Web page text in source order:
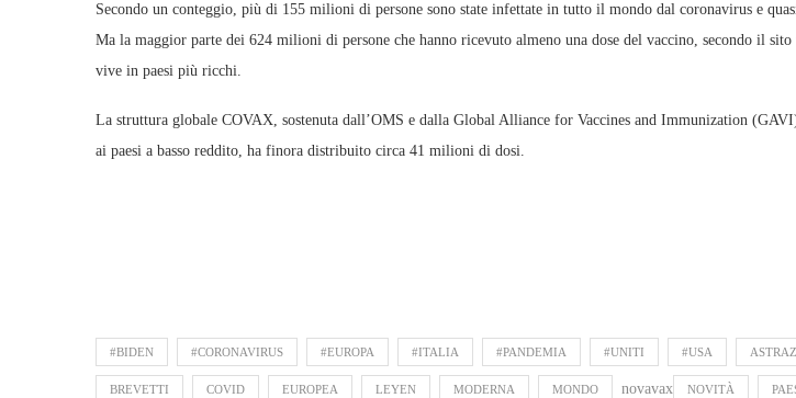
Secondo un conteggio, più di 155 milioni di persone sono state infettate in tutto il mondo dal coronavirus e
Ma la maggior parte dei 624 milioni di persone che hanno ricevuto almeno una dose del vaccino, secondo il
vive in paesi più ricchi.
La struttura globale COVAX, sostenuta dall’OMS e dalla Global Alliance for Vaccines and Immunization
ai paesi a basso reddito, ha finora distribuito circa 41 milioni di dosi.
#BIDEN #CORONAVIRUS #EUROPA #ITALIA #PANDEMIA #UNITI #USA
BREVETTI COVID EUROPEA LEYEN MODERNA MONDO novavax NOVITÀ